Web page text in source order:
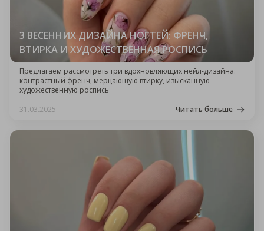
3 ВЕСЕННИХ ДИЗАЙНА НОГТЕЙ: ФРЕНЧ,
ВТИРКА И ХУДОЖЕСТВЕННАЯ РОСПИСЬ
Предлагаем рассмотреть три вдохновляющих нейл-дизайна:
контрастный френч, мерцающую втирку, изысканную
художественную роспись
31.03.2025
Читать больше